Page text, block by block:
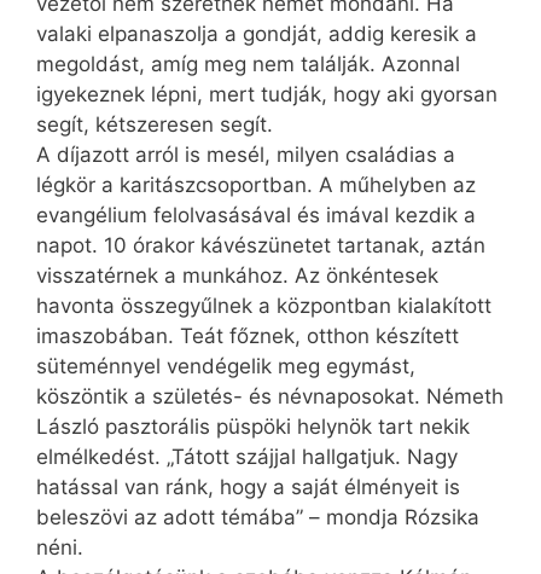
valaki elpanaszolja a gondját, addig keresik a
megoldást, amíg meg nem találják. Azonnal
igyekeznek lépni, mert tudják, hogy aki gyorsan
segít, kétszeresen segít.
A díjazott arról is mesél, milyen családias a
légkör a karitászcsoportban. A műhelyben az
evangélium felolvasásával és imával kezdik a
napot. 10 órakor kávészünetet tartanak, aztán
visszatérnek a munkához. Az önkéntesek
havonta összegyűlnek a központban kialakított
imaszobában. Teát főznek, otthon készített
süteménnyel vendégelik meg egymást,
köszöntik a születés- és névnaposokat. Németh
László pasztorális püspöki helynök tart nekik
elmélkedést. „Tátott szájjal hallgatjuk. Nagy
hatással van ránk, hogy a saját élményeit is
beleszövi az adott témába” – mondja Rózsika
néni.